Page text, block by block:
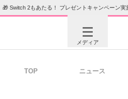
🎁 Switch 2もあたる！ プレゼントキャンペーン実
メディア
TOP ニュース